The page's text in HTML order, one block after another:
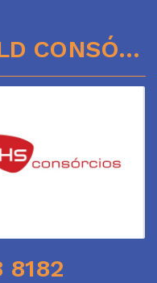
ANDREAS ARNOLD CONSÓRCIOS
8182